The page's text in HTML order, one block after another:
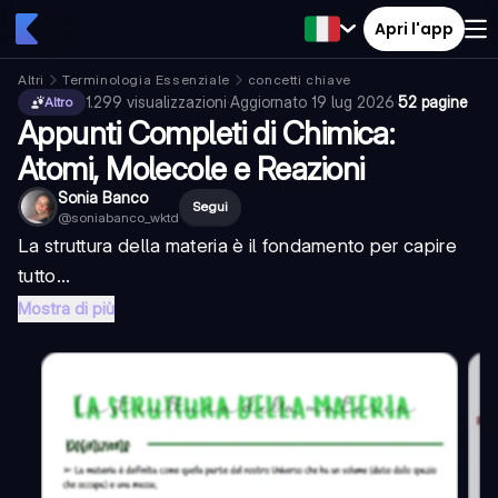
Apri l'app
Altri Terminologia Essenziale
concetti chiave
Altro
1.299 visualizzazioni·Aggiornato 19 lug 2026·52 pagine
Appunti Completi di Chimica:
Atomi, Molecole e Reazioni
Sonia Banco
@soniabanco_wktd
Segui
La struttura della materia è il fondamento per capire
tutto...
Mostra di più